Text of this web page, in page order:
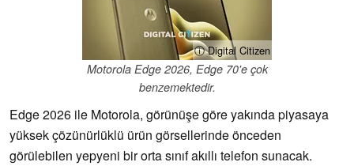
ⓘ Digital Citizen
Motorola Edge 2026, Edge 70'e çok
benzemektedir.
Edge 2026 ile Motorola, görünüşe göre yakında piyasaya
yüksek çözünürlüklü ürün görsellerinde önceden
görülebilen yepyeni bir orta sınıf akıllı telefon sunacak.